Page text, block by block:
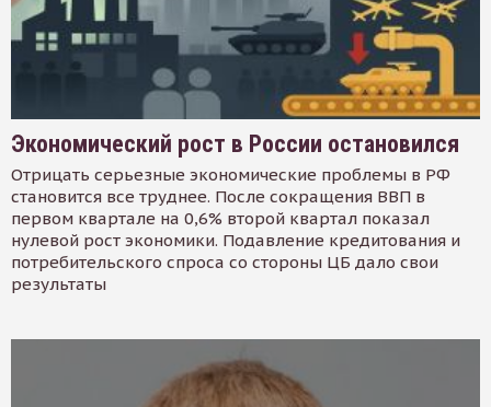
Экономический рост в России остановился
Отрицать серьезные экономические проблемы в РФ
становится все труднее. После сокращения ВВП в
первом квартале на 0,6% второй квартал показал
нулевой рост экономики. Подавление кредитования и
потребительского спроса со стороны ЦБ дало свои
результаты